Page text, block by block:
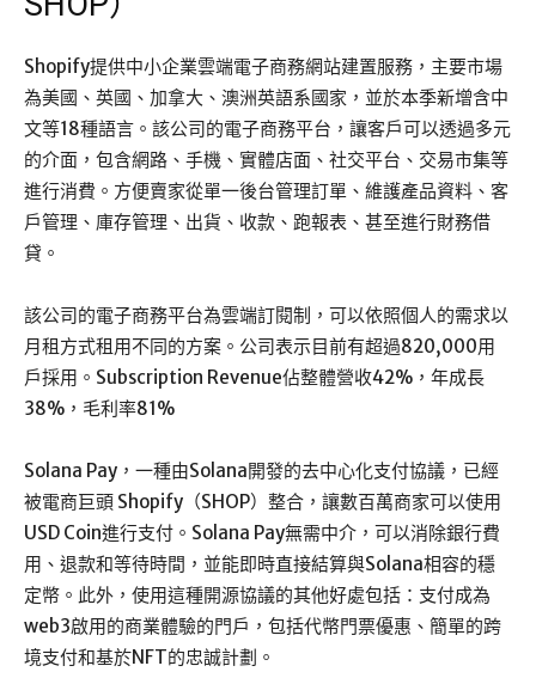
Shopify提供中小企業雲端電子商務網站建置服務，主要市場
為美國、英國、加拿大、澳洲英語系國家，並於本季新增含中
文等18種語言。該公司的電子商務平台，讓客戶可以透過多元
的介面，包含網路、手機、實體店面、社交平台、交易市集等
進行消費。方便賣家從單一後台管理訂單、維護產品資料、客
戶管理、庫存管理、出貨、收款、跑報表、甚至進行財務借
貸。
該公司的電子商務平台為雲端訂閱制，可以依照個人的需求以
月租方式租用不同的方案。公司表示目前有超過820,000用
戶採用。Subscription Revenue佔整體營收42%，年成長
38%，毛利率81%
Solana Pay，一種由Solana開發的去中心化支付協議，已經
被電商巨頭 Shopify（SHOP）整合，讓數百萬商家可以使用
USD Coin進行支付。Solana Pay無需中介，可以消除銀行費
用、退款和等待時間，並能即時直接結算與Solana相容的穩
定幣。此外，使用這種開源協議的其他好處包括：支付成為
web3啟用的商業體驗的門戶，包括代幣門票優惠、簡單的跨
境支付和基於NFT的忠誠計劃。